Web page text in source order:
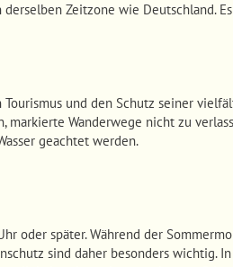
Zeitzone wie Deutschland.
und den Schutz seiner
markierte Wanderwege nicht zu
geachtet werden.
oder später. Während der
sind daher besonders